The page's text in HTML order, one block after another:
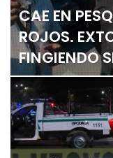
CAE EN
ROJOS.
FINGIENDO